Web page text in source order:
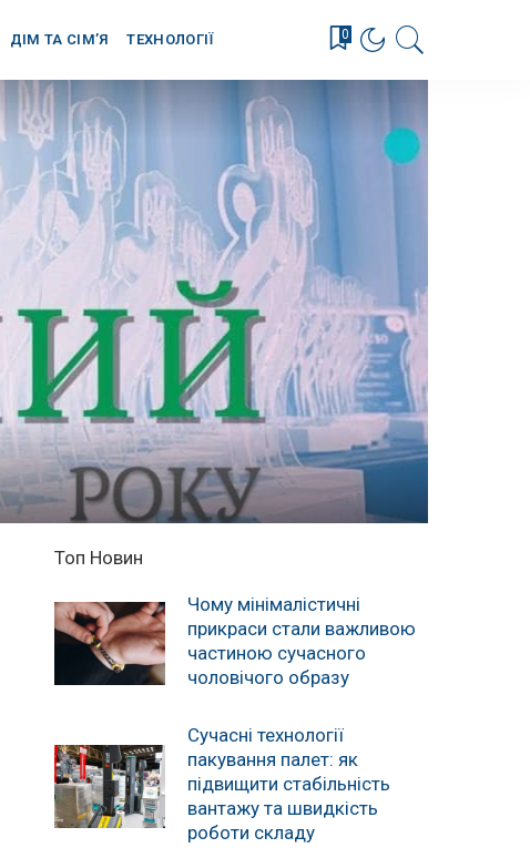
ДІМ ТА СІМ’Я ТЕХНОЛОГІЇ 0
Топ Новин
Чому мінімалістичні
прикраси стали важливою
частиною сучасного
чоловічого образу
Сучасні технології
пакування палет: як
підвищити стабільність
вантажу та швидкість
роботи складу